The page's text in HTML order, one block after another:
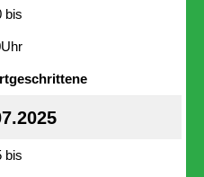
bis
bis